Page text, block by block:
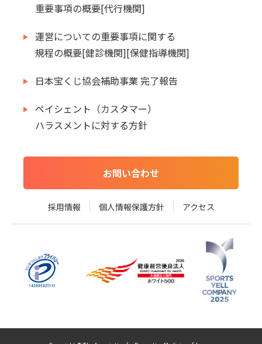
重要事項の概要[代行機関]
運営についての重要事項に関する
規程の概要[健診機関][保健指導機関]
日本宝くじ協会補助事業 完了報告
ペイシェント（カスタマー）
ハラスメントに対する方針
お問い合わせ
採用情報 個人情報保護方針 アクセス